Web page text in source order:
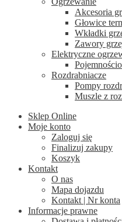
Akcesoria
Głowice
Wkładki
Zawory
Elektryczne
Rozdrabniacze
Pompy
Muszle z
Sklep Online
Moje konto
Zaloguj się
Finalizuj zakupy
Koszyk
Kontakt
O nas
Mapa dojazdu
Kontakt | Nr konta
Informacje prawne